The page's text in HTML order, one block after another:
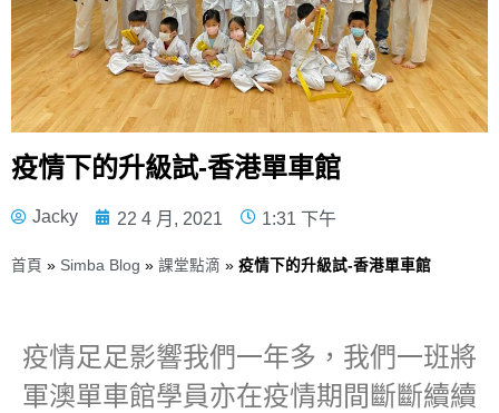
疫情下的升級試-香港單車館
Jacky 22 4 月, 2021 1:31 下午
首頁 » Simba Blog » 課堂點滴 » 疫情下的升級試-香港單車館
疫情足足影響我們一年多，我們一班將
軍澳單車館學員亦在疫情期間斷斷續續